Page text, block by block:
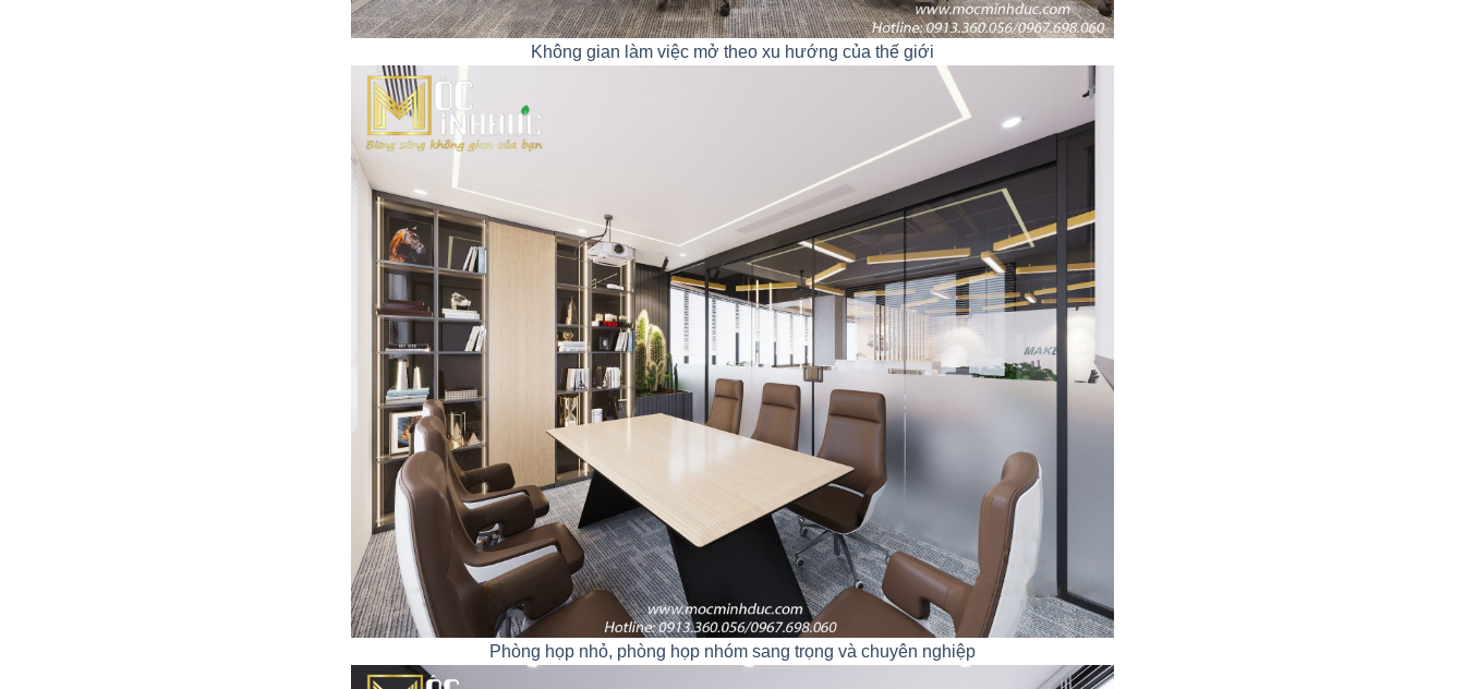
Không gian làm việc mở theo xu hướng của thế giới
Phòng họp nhỏ, phòng họp nhóm sang trọng và chuyên nghiệp